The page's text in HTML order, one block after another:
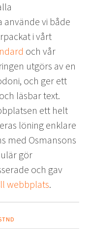
vi både
i vårt
och vår
utgörs av en
och ger ett
läsbar text.
ett helt
löning enklare
med Osmansons
gör
och gav
webbplats.